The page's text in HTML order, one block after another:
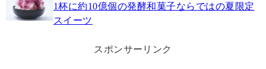
1杯に約10億個の発酵和菓子ならではの夏限定
スイーツ
スポンサーリンク